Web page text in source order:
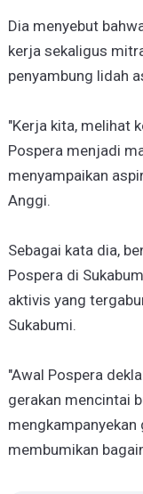
Dia menyebut
kerja sekaligus
penyambung lidah
"Kerja kita, melihat
Pospera menjadi
menyampaikan
Anggi.
Sebagai kata dia,
Pospera di
aktivis yang
Sukabumi.
"Awal Pospera
gerakan mencintai
mengkampanyekan
membumikan